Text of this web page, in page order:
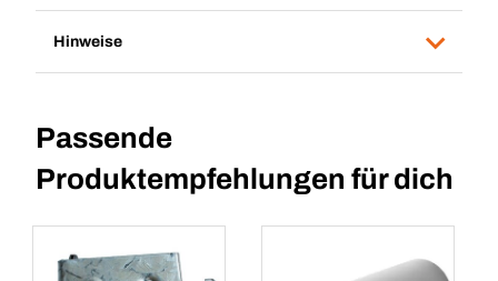
Hinweise
Passende
Produktempfehlungen für dich